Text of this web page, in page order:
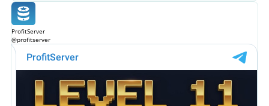
ProfitServer
@profitserver